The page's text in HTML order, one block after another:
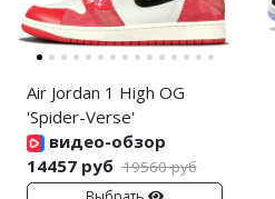
Air Jordan 1 High OG
'Spider-Verse'
видео-обзор
14457 руб 19560 руб